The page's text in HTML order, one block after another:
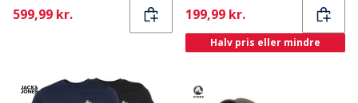
Current
599,99 kr. Current
199,99 kr.
Halv pris eller mindre